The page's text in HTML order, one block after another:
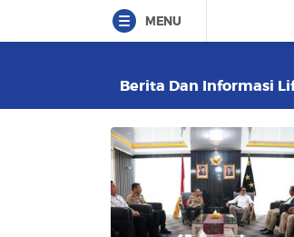
MENU
Berita Dan Informasi